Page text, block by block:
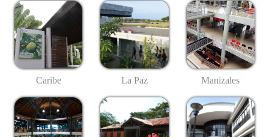
Caribe La Paz Manizales